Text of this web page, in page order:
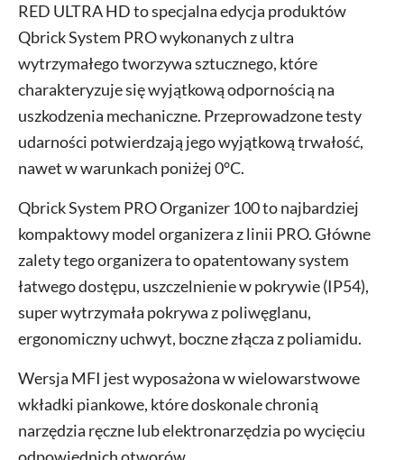
MFI
RED
quantity
RED ULTRA HD to specjalna edycja produktów
Qbrick System PRO wykonanych z ultra
wytrzymałego tworzywa sztucznego, które
charakteryzuje się wyjątkową odpornością na
uszkodzenia mechaniczne. Przeprowadzone testy
udarności potwierdzają jego wyjątkową trwałość,
nawet w warunkach poniżej 0°C.
Qbrick System PRO Organizer 100 to najbardziej
kompaktowy model organizera z linii PRO. Główne
zalety tego organizera to opatentowany system
łatwego dostępu, uszczelnienie w pokrywie (IP54),
super wytrzymała pokrywa z poliwęglanu,
ergonomiczny uchwyt, boczne złącza z poliamidu.
Wersja MFI jest wyposażona w wielowarstwowe
wkładki piankowe, które doskonale chronią
narzędzia ręczne lub elektronarzędzia po wycięciu